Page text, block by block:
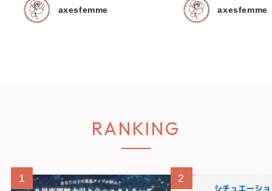
axesfemme axesfemme
RANKING
1 2